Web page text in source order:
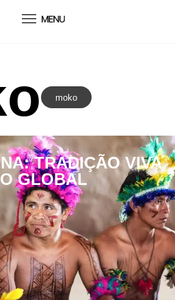
moko
TRADIÇÃO VIVA
GLOBAL